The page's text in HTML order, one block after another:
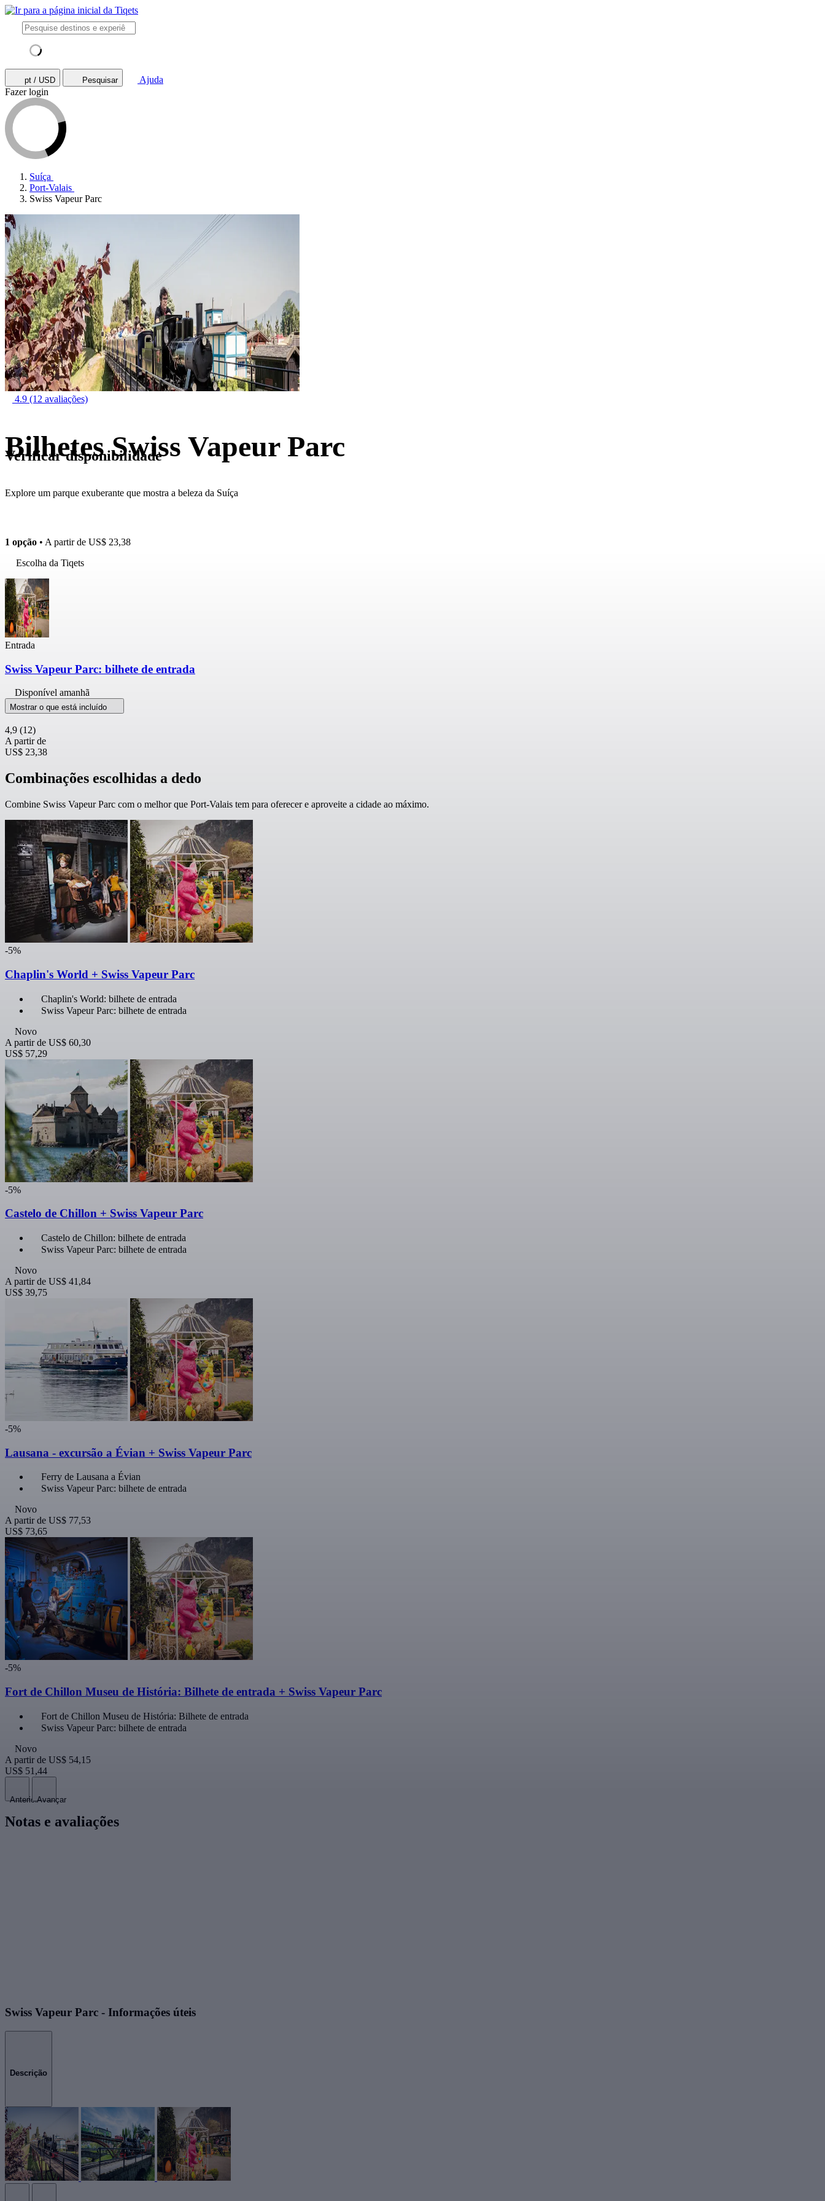
pt / USD Pesquisar
Ajuda
Fazer login
Suíça
Port-Valais
Swiss Vapeur Parc
4.9 (12 avaliações)
Bilhetes Swiss Vapeur Parc
Explore um parque exuberante que mostra a beleza da Suíça
Verificar disponibilidade
1 opção • A partir de US$ 23,38
Escolha da Tiqets
Entrada
Swiss Vapeur Parc: bilhete de entrada
Disponível amanhã
Mostrar o que está incluído
4,9 (12)
A partir de
US$ 23,38
Combinações escolhidas a dedo
Combine Swiss Vapeur Parc com o melhor que Port-Valais tem para oferecer e aproveite a cidade ao máximo.
-5%
Chaplin's World + Swiss Vapeur Parc
Chaplin's World: bilhete de entrada
Swiss Vapeur Parc: bilhete de entrada
Novo
A partir de US$ 60,30
US$ 57,29
-5%
Castelo de Chillon + Swiss Vapeur Parc
Castelo de Chillon: bilhete de entrada
Swiss Vapeur Parc: bilhete de entrada
Novo
A partir de US$ 41,84
US$ 39,75
-5%
Lausana - excursão a Évian + Swiss Vapeur Parc
Ferry de Lausana a Évian
Swiss Vapeur Parc: bilhete de entrada
Novo
A partir de US$ 77,53
US$ 73,65
-5%
Fort de Chillon Museu de História: Bilhete de entrada + Swiss Vapeur Parc
Fort de Chillon Museu de História: Bilhete de entrada
Swiss Vapeur Parc: bilhete de entrada
Novo
A partir de US$ 54,15
US$ 51,44
AnteriorAvançar
Notas e avaliações
Swiss Vapeur Parc - Informações úteis
Descrição